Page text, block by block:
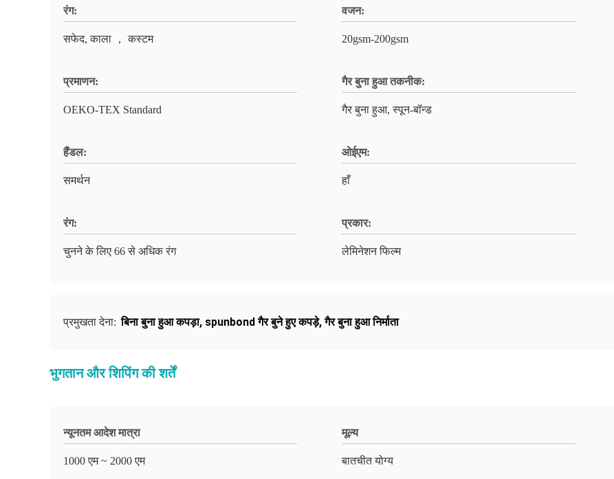
रंग:
सफेद, काला ， कस्टम
वजन:
20gsm-200gsm
प्रमाणन:
OEKO-TEX Standard
गैर बुना हुआ तकनीक:
गैर बुना हुआ, स्पून-बॉन्ड
हैंडल:
समर्थन
ओईएम:
हाँ
रंग:
चुनने के लिए 66 से अधिक रंग
प्रकार:
लेमिनेशन फिल्म
प्रमुखता देना: बिना बुना हुआ कपड़ा, spunbond गैर बुने हुए कपड़े,गैर बुना हुआ निर्माता
भुगतान और शिपिंग की शर्तें
न्यूनतम आदेश मात्रा
1000 एम ~ 2000 एम
मूल्य
बातचीत योग्य